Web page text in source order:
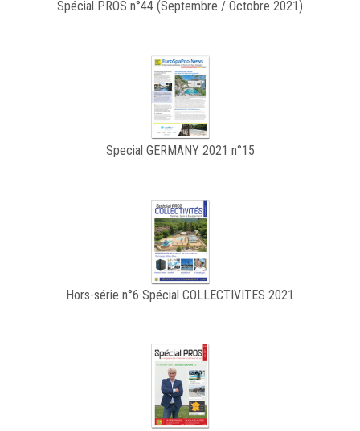
Spécial PROS n°44 (Septembre / Octobre 2021)
Special GERMANY 2021 n°15
Hors-série n°6 Spécial COLLECTIVITES 2021